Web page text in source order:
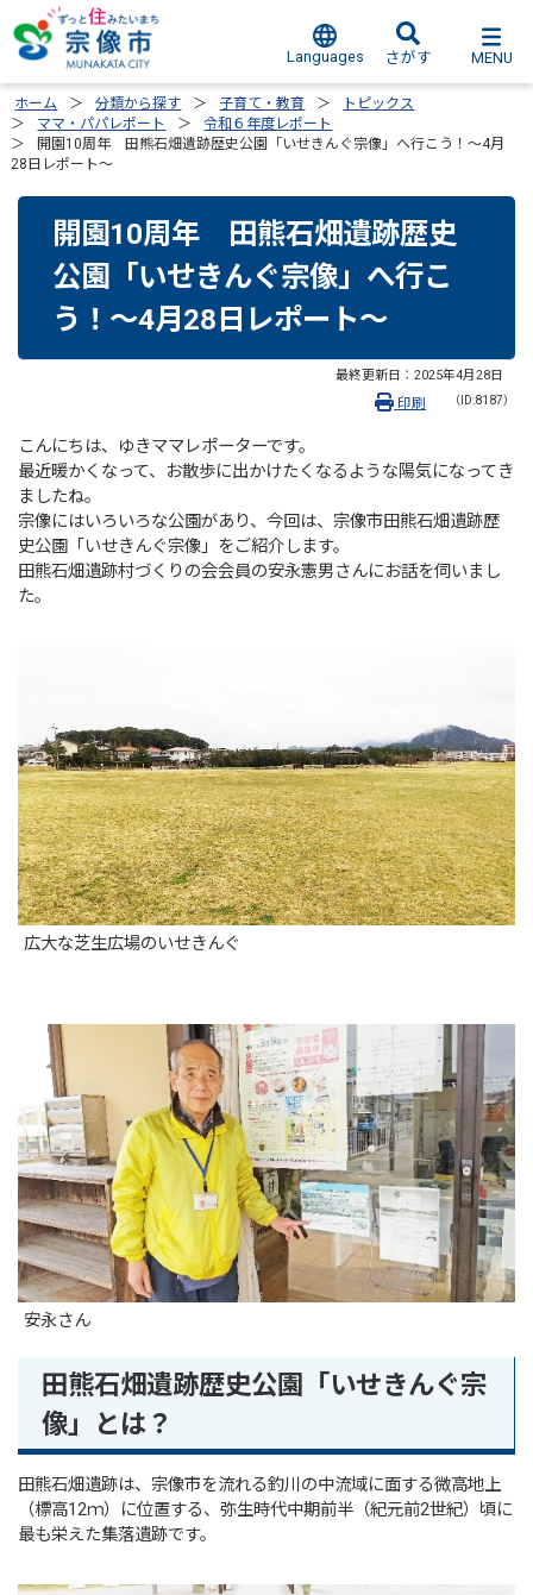
Languages さがす MENU
ホーム 分類から探す 子育て・教育
トピックス
ママ・パパレポート
令和６年度レポート
開園10周年 田熊石畑遺跡歴史公園「いせきんぐ宗像」へ行こう！～4月
28日レポート～
開園10周年 田熊石畑遺跡歴史
公園「いせきんぐ宗像」へ行こ
う！～4月28日レポート～
最終更新日： 2025年4月28日
（ID:8187）
印刷
こんにちは、ゆきママレポーターです。
最近暖かくなって、お散歩に出かけたくなるような陽気になってき
ましたね。
宗像にはいろいろな公園があり、今回は、宗像市田熊石畑遺跡歴
史公園「いせきんぐ宗像」をご紹介します。
田熊石畑遺跡村づくりの会会員の安永憲男さんにお話を伺いまし
た。
広大な芝生広場のいせきんぐ
安永さん
田熊石畑遺跡歴史公園「いせきんぐ宗
像」とは？
田熊石畑遺跡は、宗像市を流れる釣川の中流域に面する微高地上
（標高12ｍ）に位置する、弥生時代中期前半（紀元前2世紀）頃に
最も栄えた集落遺跡です。